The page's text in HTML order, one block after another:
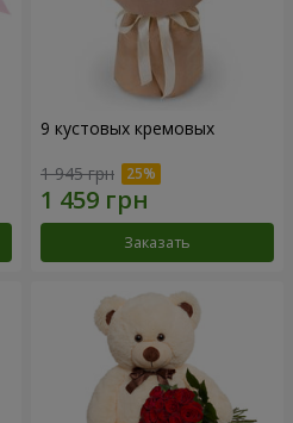
9 кустовых кремовых
1 945 грн
Заказать